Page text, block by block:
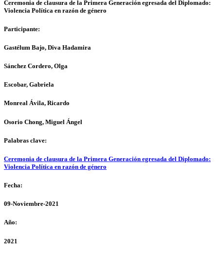
Ceremonia de clausura de la Primera Generación egresada del Diplomado:
Violencia Política en razón de género
Participante:
Gastélum Bajo, Diva Hadamira
Sánchez Cordero, Olga
Escobar, Gabriela
Monreal Ávila, Ricardo
Osorio Chong, Miguel Ángel
Palabras clave:
Ceremonia de clausura de la Primera Generación egresada del Diplomado:
Violencia Política en razón de género
Fecha:
09-Noviembre-2021
Año:
2021